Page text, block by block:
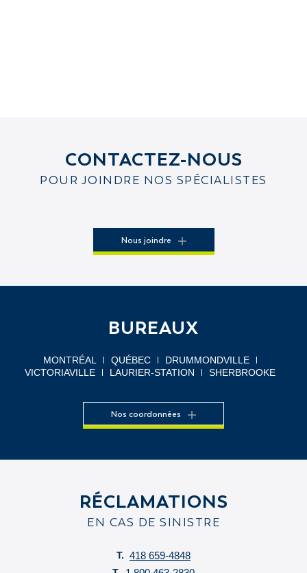
CONTACTEZ-NOUS
POUR JOINDRE NOS SPÉCIALISTES
Nous joindre
BUREAUX
MONTRÉAL QUÉBEC
DRUMMONDVILLE
VICTORIAVILLE
LAURIER-STATION SHERBROOKE
Nos coordonnées
RÉCLAMATIONS
EN CAS DE SINISTRE
T. 418 659-4848